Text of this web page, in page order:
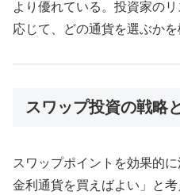
より優れている。投資家の
応じて、どの通貨を選ぶかを
スワップ投資の戦略
スワップポイントを効果的
金利通貨を買えばよい」と